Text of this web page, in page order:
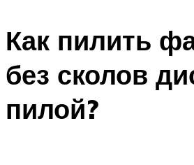
Как пилить
без сколов
пилой?